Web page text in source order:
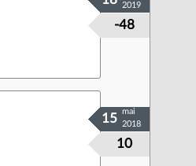
-48
2019
10
15
mai
2018